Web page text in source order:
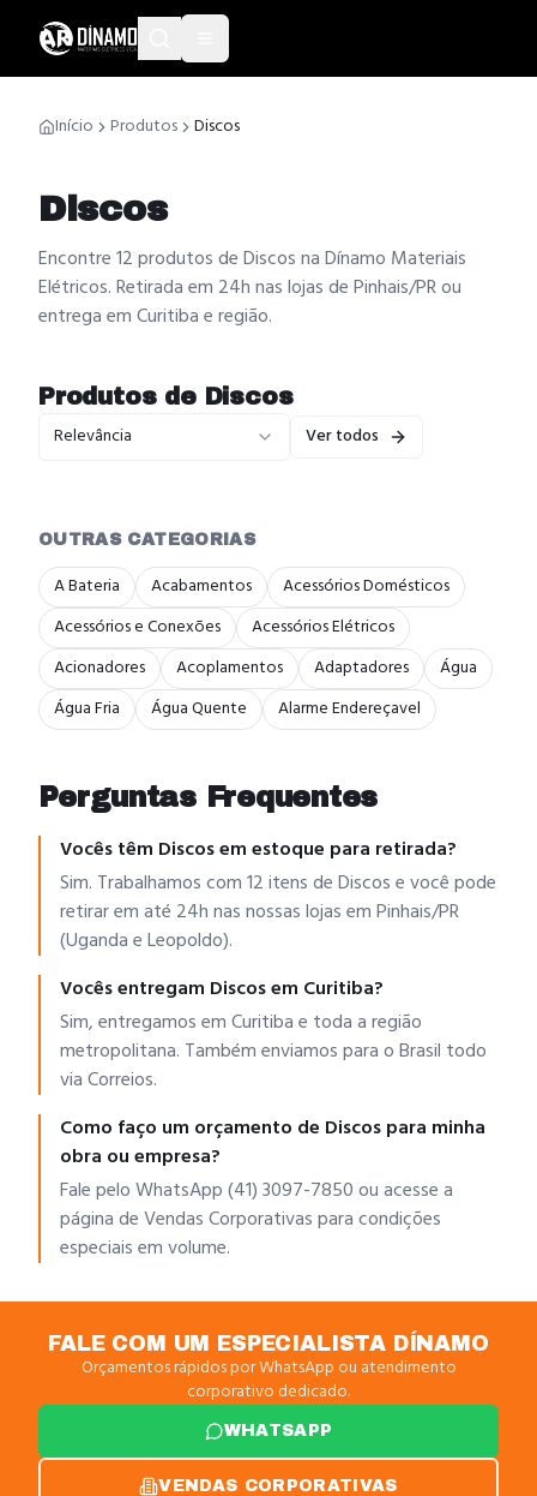
Início Produtos Discos
Discos
Encontre 12 produtos de Discos na Dínamo Materiais
Elétricos. Retirada em 24h nas lojas de Pinhais/PR ou
entrega em Curitiba e região.
Produtos de Discos
Relevância Ver todos
OUTRAS CATEGORIAS
A Bateria Acabamentos
Acessórios Domésticos
Acessórios e Conexões
Acessórios Elétricos
Acionadores
Acoplamentos Adaptadores
Água
Água Fria
Água Quente Alarme Endereçavel
Perguntas Frequentes
Vocês têm Discos em estoque para retirada?
Sim. Trabalhamos com 12 itens de Discos e você pode
retirar em até 24h nas nossas lojas em Pinhais/PR
(Uganda e Leopoldo).
Vocês entregam Discos em Curitiba?
Sim, entregamos em Curitiba e toda a região
metropolitana. Também enviamos para o Brasil todo
via Correios.
Como faço um orçamento de Discos para minha
obra ou empresa?
Fale pelo WhatsApp (41) 3097-7850 ou acesse a
página de Vendas Corporativas para condições
especiais em volume.
FALE COM UM ESPECIALISTA DÍNAMO
Orçamentos rápidos por WhatsApp ou atendimento
corporativo dedicado.
WHATSAPP
VENDAS CORPORATIVAS